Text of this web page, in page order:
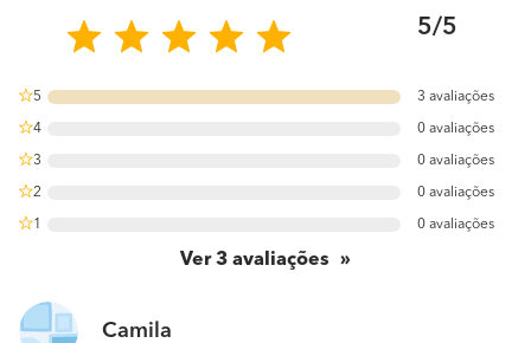
5/5
5 3 avaliações
100%
4 0 avaliações
3 0 avaliações
2 0 avaliações
1 0 avaliações
Ver3 avaliações
Camila